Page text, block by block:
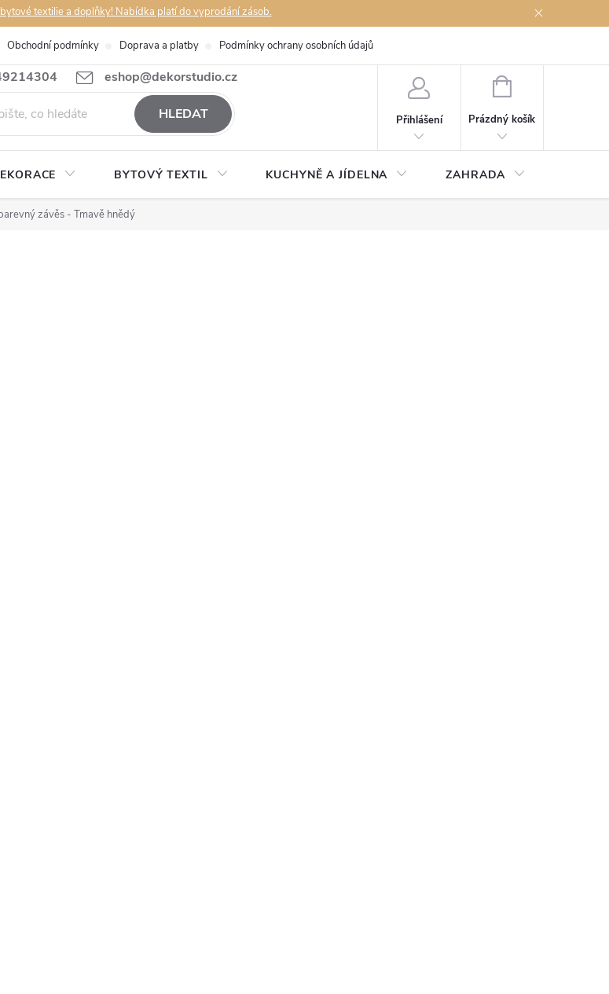
textilie a doplňky! Nabídka platí do vyprodání zásob.
eshop@dekorstudio.cz
Obchodní podmínky Doprava a platby Podmínky ochrany osobních údajů
HLEDAT Přihlášení
NÁKUPNÍ
Prázdný košík
BYTOVÝ TEXTIL KUCHYNĚ A JÍDELNA ZAHRADA
závěs - Tmavě hnědý